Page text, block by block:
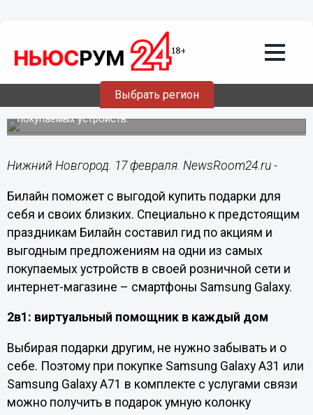
Выбрать регион
Гид по подаркам в Билайн: скидки на
Samsung и Яндекс.Станция Мини в
К предстоящим праздникам компания составила гид по
акциям и выгодным предложениям на одни из самых
покупаемых устройств.
Нижний Новгород. 17 февраля. NewsRoom24.ru -
Билайн поможет с выгодой купить подарки для
себя и своих близких. Специально к предстоящим
праздникам Билайн составил гид по акциям и
выгодным предложениям на одни из самых
покупаемых устройств в своей розничной сети и
интернет-магазине – смартфоны Samsung Galaxy.
2в1: виртуальный помощник в каждый дом
Выбирая подарки другим, не нужно забывать и о
себе. Поэтому при покупке Samsung Galaxy A31 или
Samsung Galaxy A71 в комплекте с услугами связи
можно получить в подарок умную колонку